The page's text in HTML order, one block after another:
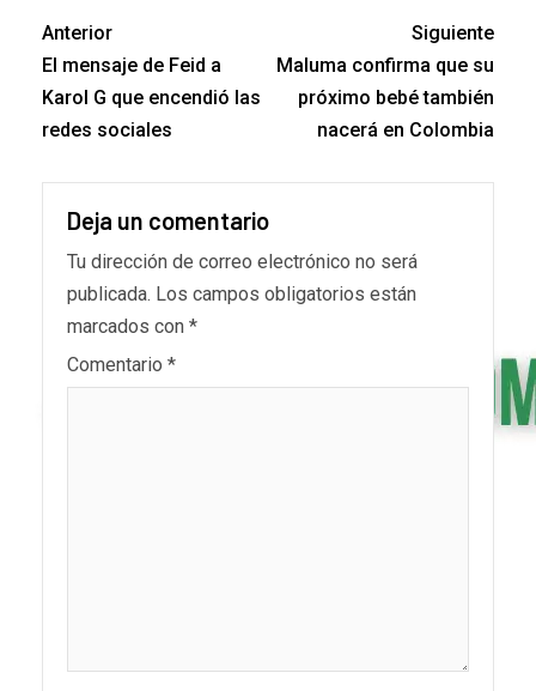
Anterior
El mensaje de Feid a
Karol G que encendió las
redes sociales
Siguiente
Maluma confirma que su
próximo bebé también
nacerá en Colombia
Deja un comentario
Tu dirección de correo electrónico no será
publicada. Los campos obligatorios están
marcados con *
Comentario *